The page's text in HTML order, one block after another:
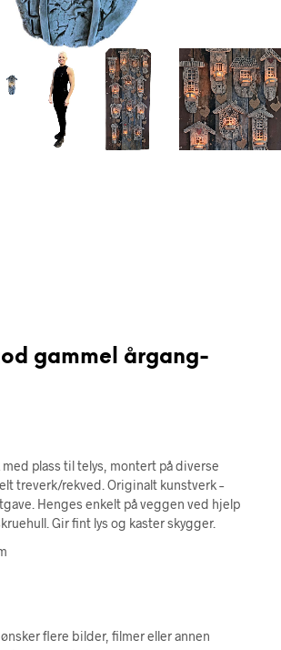
gammel årgang-
med plass til telys, montert på diverse
treverk/rekved. Originalt kunstverk –
Henges enkelt på veggen ved hjelp
Gir fint lys og kaster skygger.
flere bilder, filmer eller annen